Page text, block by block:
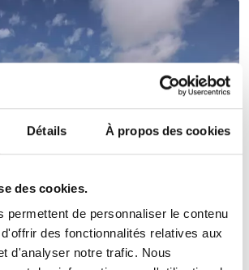
Détails À propos des cookies
des cookies.
permettent de personnaliser le contenu
des fonctionnalités relatives aux
d'analyser notre trafic. Nous